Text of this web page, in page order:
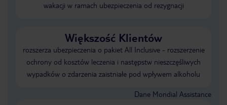
wakacji w ramach ubezpieczenia od rezygnacji
Większość Klientów
rozszerza ubezpieczenia o pakiet All Inclusive - rozszerzenie
ochrony od kosztów leczenia i następstw nieszczęśliwych
wypadków o zdarzenia zaistniałe pod wpływem alkoholu
Dane Mondial Assistance